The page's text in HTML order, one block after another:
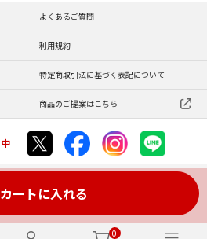
0
カートに入れる
よくあるご質問
利用規約
特定商取引法に基づく表記について
商品のご提案はこちら